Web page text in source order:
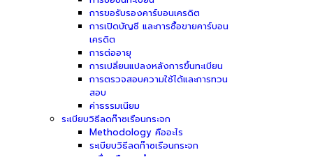
การขอรับรองคาร์บอนเครดิต
การเปิดบัญชี และการซื้อขายคาร์บอน
เครดิต
การต่ออายุ
การเปลี่ยนแปลงหลังการขึ้นทะเบียน
การตรวจสอบความใช้ได้และการทวน
สอบ
ค่าธรรมเนียม
ระเบียบวิธีลดก๊าซเรือนกระจก
Methodology คืออะไร
ระเบียบวิธีลดก๊าซเรือนกระจก